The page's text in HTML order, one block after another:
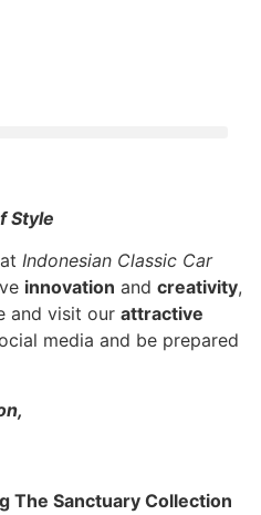
Style
at Indonesian Classic Car
innovation and creativity,
and visit our attractive
media and be prepared
The Sanctuary Collection